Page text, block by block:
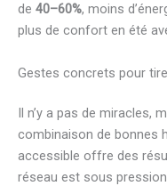
de 40–60%, moins
plus de confort en été
Gestes concrets pour
Il n’y a pas de miracles,
combinaison de bonnes
accessible offre des
réseau est sous